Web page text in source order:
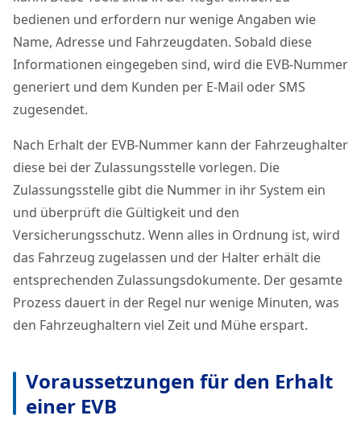
bedienen und erfordern nur wenige Angaben wie
Name, Adresse und Fahrzeugdaten. Sobald diese
Informationen eingegeben sind, wird die EVB-Nummer
generiert und dem Kunden per E-Mail oder SMS
zugesendet.
Nach Erhalt der EVB-Nummer kann der Fahrzeughalter
diese bei der Zulassungsstelle vorlegen. Die
Zulassungsstelle gibt die Nummer in ihr System ein
und überprüft die Gültigkeit und den
Versicherungsschutz. Wenn alles in Ordnung ist, wird
das Fahrzeug zugelassen und der Halter erhält die
entsprechenden Zulassungsdokumente. Der gesamte
Prozess dauert in der Regel nur wenige Minuten, was
den Fahrzeughaltern viel Zeit und Mühe erspart.
Voraussetzungen für den Erhalt
einer EVB